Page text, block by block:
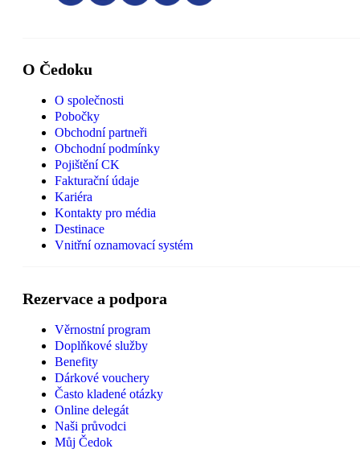
O Čedoku
O společnosti
Pobočky
Obchodní partneři
Obchodní podmínky
Pojištění CK
Fakturační údaje
Kariéra
Kontakty pro média
Destinace
Vnitřní oznamovací systém
Rezervace a podpora
Věrnostní program
Doplňkové služby
Benefity
Dárkové vouchery
Často kladené otázky
Online delegát
Naši průvodci
Můj Čedok